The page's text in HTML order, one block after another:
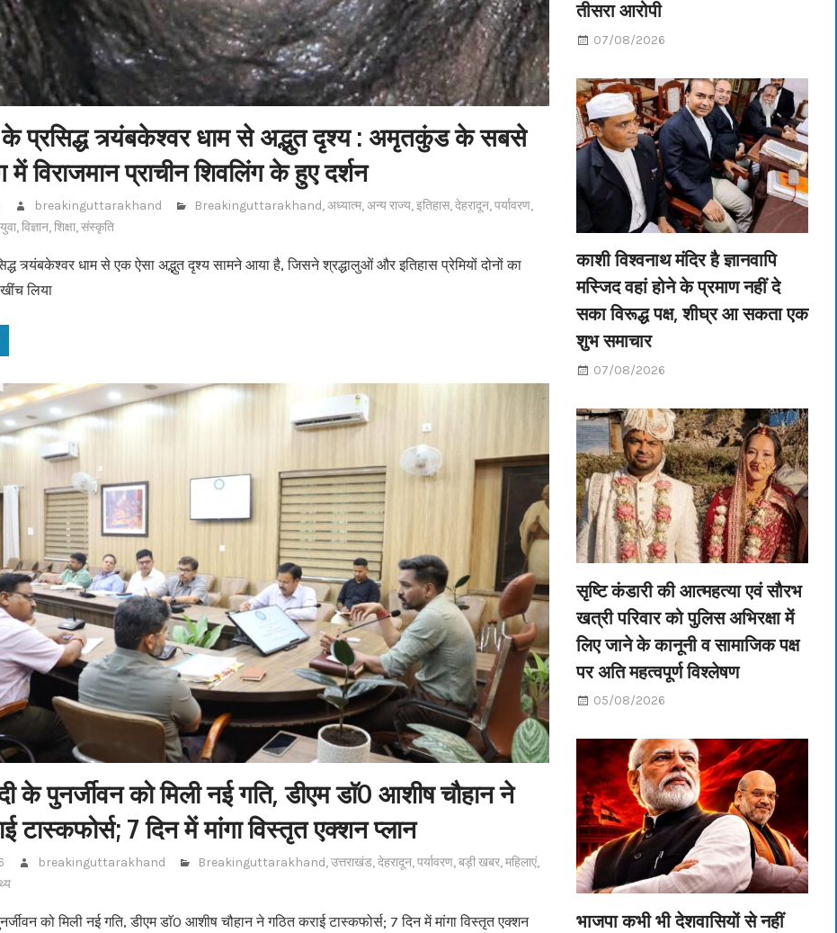
के प्रसिद्ध त्र्यंबकेश्वर धाम से अद्भुत दृश्य : अमृतकुंड के सबसे
में विराजमान प्राचीन शिवलिंग के हुए दर्शन
breakinguttarakhand Breakinguttarakhand,अध्यात्म,अन्य राज्य,इतिहास,देहरादून,पर्यावरण,
युवा,विज्ञान,शिक्षा,संस्कृति
त्र्यंबकेश्वर धाम से एक ऐसा अद्भुत दृश्य सामने आया है, जिसने श्रद्धालुओं और इतिहास प्रेमियों दोनों का
लिया
के पुनर्जीवन को मिली नई गति, डीएम डाॅ0 आशीष चौहान ने
टास्कफोर्स; 7 दिन में मांगा विस्तृत एक्शन प्लान
breakinguttarakhand Breakinguttarakhand,उत्तराखंड,देहरादून,पर्यावरण,बड़ी खबर,महिलाएं,
को मिली नई गति, डीएम डाॅ0 आशीष चौहान ने गठित कराई टास्कफोर्स; 7 दिन में मांगा विस्तृत एक्शन
तीसरा आरोपी
07/08/2026
काशी विश्वनाथ मंदिर है ज्ञानवापि
मस्जिद वहां होने के प्रमाण नहीं दे
सका विरूद्ध पक्ष, शीघ्र आ सकता एक
शुभ समाचार
07/08/2026
सृष्टि कंडारी की आत्महत्या एवं सौरभ
खत्री परिवार को पुलिस अभिरक्षा में
लिए जाने के कानूनी व सामाजिक पक्ष
पर अति महत्वपूर्ण विश्लेषण
05/08/2026
भाजपा कभी भी देशवासियों से नहीं